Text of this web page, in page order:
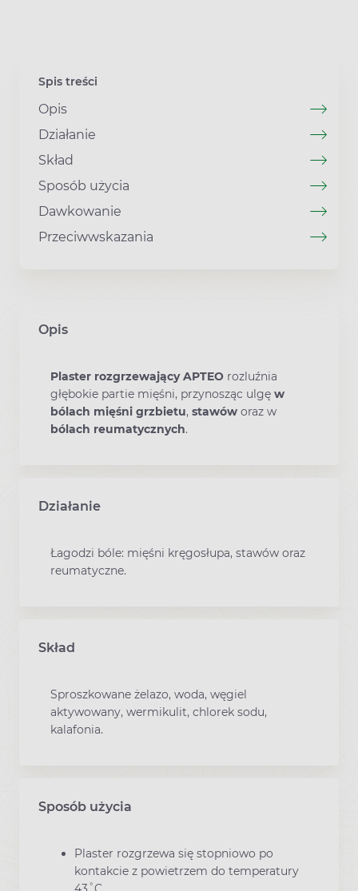
Spis treści
Opis
Działanie
Skład
Sposób użycia
Dawkowanie
Przeciwwskazania
Opis
Plaster rozgrzewający APTEO rozluźnia
głębokie partie mięśni, przynosząc ulgę w
bólach mięśni grzbietu, stawów oraz w
bólach reumatycznych.
Działanie
Łagodzi bóle: mięśni kręgosłupa, stawów oraz
reumatyczne.
Skład
Sproszkowane żelazo, woda, węgiel
aktywowany, wermikulit, chlorek sodu,
kalafonia.
Sposób użycia
Plaster rozgrzewa się stopniowo po
kontakcie z powietrzem do temperatury